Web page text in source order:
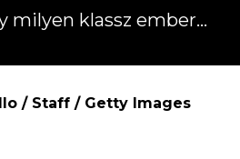
milyen klassz ember…
/ Staff / Getty Images